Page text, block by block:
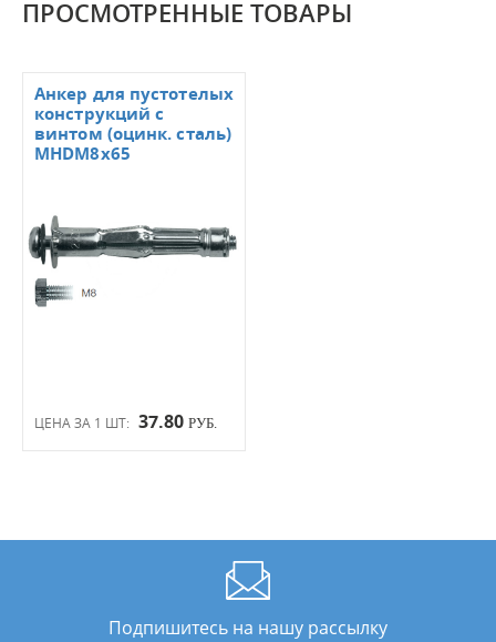
ПРОСМОТРЕННЫЕ ТОВАРЫ
ЦЕНА ЗА 1 ШТ: 37.80 РУБ.
Анкер для пустотелых
конструкций с
винтом (оцинк. сталь)
MHDМ8х65
Подпишитесь на нашу рассылку